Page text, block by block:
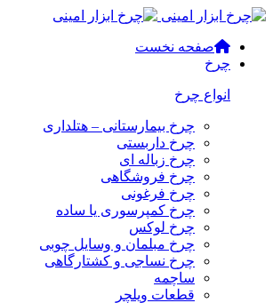
صفحه نخست
چرخ
انواع چرخ
چرخ بیمارستانی – هتلداری
چرخ داربستی
چرخ زباله ای
چرخ فروشگاهی
چرخ فرغونی
چرخ کمپرسوری یا ساده
چرخ لوکس
چرخ مبلمان و وسایل چوبی
چرخ نساجی و کشتارگاهی
ساچمه
قطعات ویلچر